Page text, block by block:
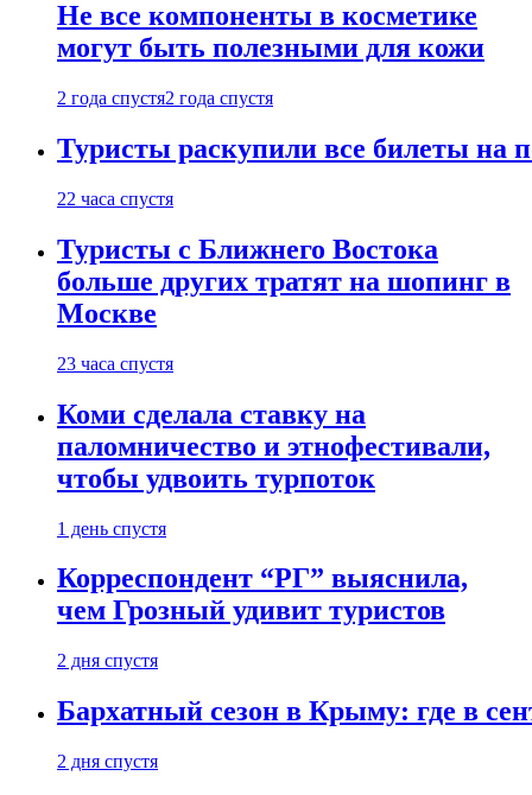
Не все компоненты в косметике
могут быть полезными для кожи
2 года спустя2 года спустя
Туристы раскупили все билеты на
22 часа спустя
Туристы с Ближнего Востока
больше других тратят на шопинг в
Москве
23 часа спустя
Коми сделала ставку на
паломничество и этнофестивали,
чтобы удвоить турпоток
1 день спустя
Корреспондент “РГ” выяснила,
чем Грозный удивит туристов
2 дня спустя
Бархатный сезон в Крыму: где в
2 дня спустя